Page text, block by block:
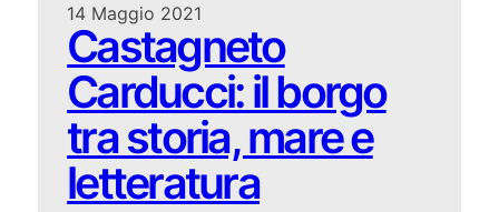
14 Maggio 2021
Castagneto
Carducci: il borgo
tra storia, mare e
letteratura